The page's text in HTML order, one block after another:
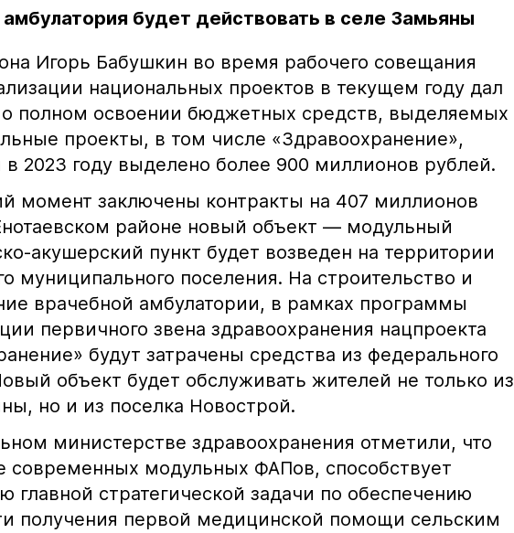
будет действовать в селе Замьяны
Игорь Бабушкин во время рабочего совещания
национальных проектов в текущем году дал
о полном освоении бюджетных средств, выделяемых
проекты, в том числе «Здравоохранение»,
в 2023 году выделено более 900 миллионов рублей.
момент заключены контракты на 407 миллионов
районе новый объект — модульный
акушерский пункт будет возведен на территории
муниципального поселения. На строительство и
врачебной амбулатории, в рамках программы
первичного звена здравоохранения нацпроекта
будут затрачены средства из федерального
объект будет обслуживать жителей не только из
но и из поселка Новострой.
министерстве здравоохранения отметили, что
современных модульных ФАПов, способствует
главной стратегической задачи по обеспечению
получения первой медицинской помощи сельским